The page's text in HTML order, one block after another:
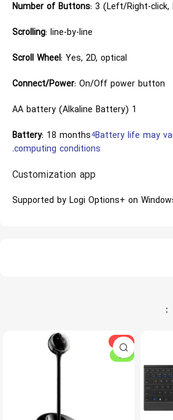
Number of Buttons: 3 (Left/Right-click,
Scrolling: line-by-line
Scroll Wheel: Yes, 2D, optical
Connect/Power: On/Off power button
1 AA battery (Alkaline Battery)
Battery: 18 months4Battery life may
computing conditions.
Customization app
Supported by Logi Options+ on
:
-10%
ویژه